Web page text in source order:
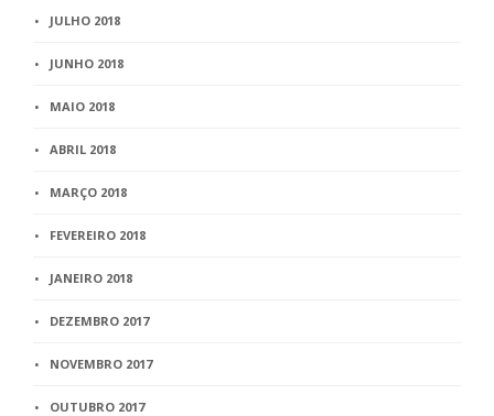
JULHO 2018
JUNHO 2018
MAIO 2018
ABRIL 2018
MARÇO 2018
FEVEREIRO 2018
JANEIRO 2018
DEZEMBRO 2017
NOVEMBRO 2017
OUTUBRO 2017